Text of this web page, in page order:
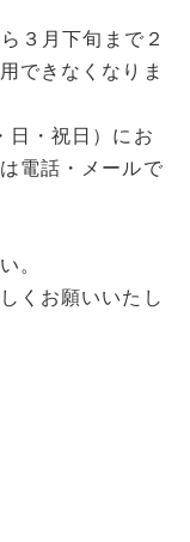
３月下旬まで２
できなくなりま
日・祝日）にお
電話・メールで
。
くお願いいたし